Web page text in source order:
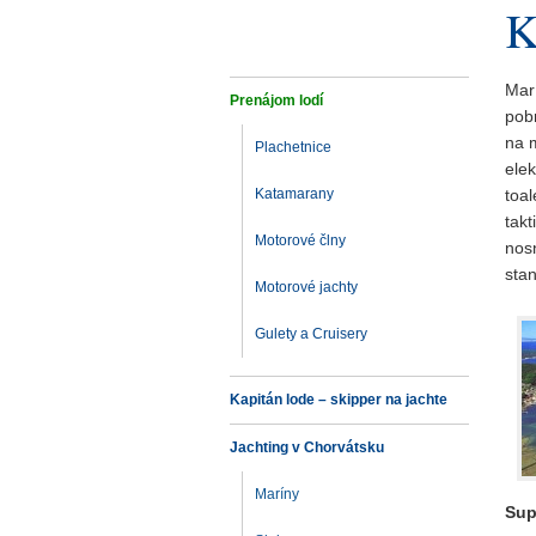
Prenájom lodí
Plachetnice
Katamarany
Motorové člny
Motorové jachty
Gulety a Cruisery
Kapitán lode – skipper na jachte
Jachting v Chorvátsku
Maríny
na